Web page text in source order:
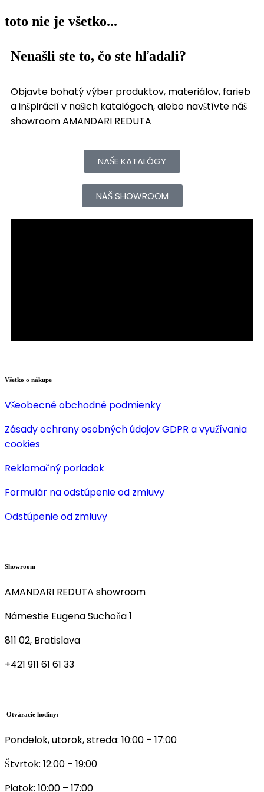
toto nie je všetko...
Nenašli ste to, čo ste hľadali?
Objavte bohatý výber produktov, materiálov, farieb
a inšpirácií v našich katalógoch, alebo navštívte náš
showroom AMANDARI REDUTA
NAŠE KATALÓGY
NÁŠ SHOWROOM
Všetko o nákupe
Všeobecné obchodné podmienky
Zásady ochrany osobných údajov GDPR a využívania
cookies
Reklamačný poriadok
Formulár na odstúpenie od zmluvy
Odstúpenie od zmluvy
Showroom
AMANDARI REDUTA showroom
Námestie Eugena Suchoňa 1
811 02, Bratislava
+421 911 61 61 33
Otváracie hodiny:
Pondelok, utorok, streda: 10:00 – 17:00
Štvrtok: 12:00 – 19:00
Piatok: 10:00 – 17:00